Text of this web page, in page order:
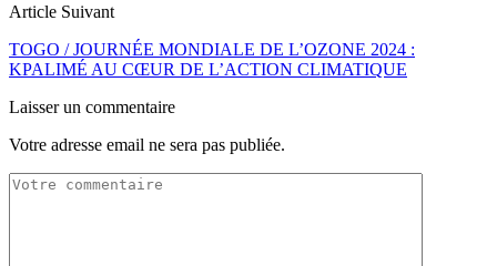
Article Suivant
TOGO / JOURNÉE MONDIALE DE L’OZONE 2024 :
KPALIMÉ AU CŒUR DE L’ACTION CLIMATIQUE
Laisser un commentaire
Votre adresse email ne sera pas publiée.